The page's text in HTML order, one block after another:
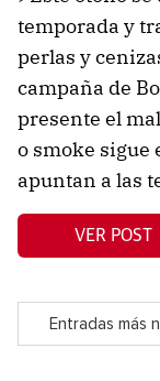
temporada y
perlas y
campaña de
presente el
o smoke sigue
apuntan a las
VER POST
Entradas más